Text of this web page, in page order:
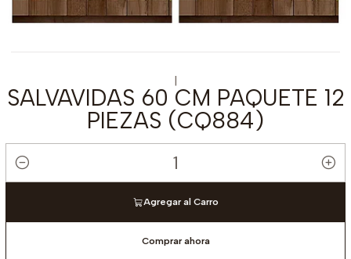
|
SALVAVIDAS 60 CM PAQUETE 12
PIEZAS (CQ884)
Cantidad
Agregar al Carro
Comprar ahora